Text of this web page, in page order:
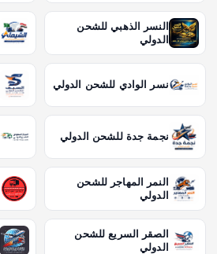
النسر الذهبي للشحن
الدولي
نسر الوادي للشحن الدولي
نجمة جدة للشحن الدولي
النمر المهاجر للشحن
الدولي
الصقر السريع للشحن
الدولي